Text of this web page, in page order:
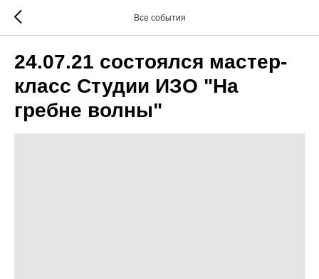
Все события
24.07.21 состоялся мастер-
класс Студии ИЗО "На
гребне волны"